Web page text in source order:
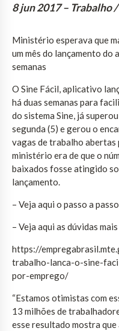
8 jun 2017 – Trabalho
Ministério esperava que
um mês do lançamento do
semanas
O Sine Fácil, aplicativo
há duas semanas para
do sistema Sine, já
segunda (5) e gerou o
vagas de trabalho abertas
ministério era de que o
baixados fosse atingido
lançamento.
– Veja aqui o passo a
– Veja aqui as dúvidas
https://
trabalho-lanca-o-sine-
por-emprego/
“Estamos otimistas com
13 milhões de
esse resultado mostra